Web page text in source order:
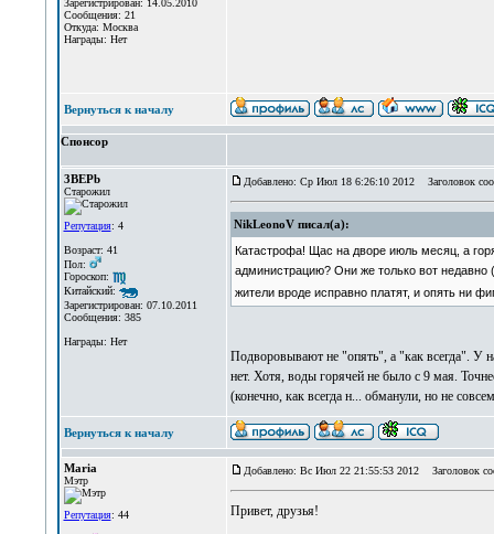
Зарегистрирован: 14.05.2010
Сообщения: 21
Откуда: Москва
Награды: Нет
Вернуться к началу
Спонсор
3BEPb
Старожил
Репутация: 4
Возраст: 41
Пол:
Гороскоп:
Китайский:
Зарегистрирован: 07.10.2011
Сообщения: 385
Награды: Нет
Добавлено: Ср Июл 18 6:26:10 2012 Заголовок
NikLeonoV писал(а):
Катастрофа! Щас на дворе июль месяц, а
администрацию? Они же только вот недавно
жители вроде исправно платят, и опять ни
Подворовывают не "опять", а "как всегда". У
нет. Хотя, воды горячей не было с 9 мая.
(конечно, как всегда н... обманули, но не
Вернуться к началу
Maria
Мэтр
Репутация: 44
Добавлено: Вс Июл 22 21:55:53 2012 Заголовок
Привет, друзья!